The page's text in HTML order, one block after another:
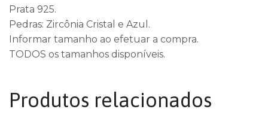
Prata 925.
Pedras: Zircônia Cristal e Azul.
Informar tamanho ao efetuar a compra.
TODOS os tamanhos disponíveis.
Produtos relacionados